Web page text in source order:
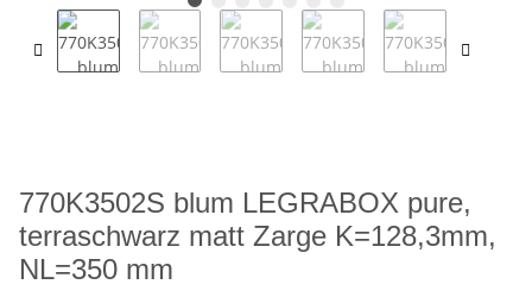
770K3502S blum LEGRABOX pure,
terraschwarz matt Zarge K=128,3mm,
NL=350 mm